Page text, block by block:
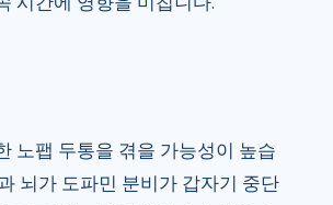
노팹 두통을 겪을 가능성이 높습
뇌가 도파민 분비가 갑자기 중단